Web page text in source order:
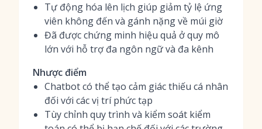
Tự động hóa lên lịch giúp giảm tỷ lệ ứng
viên không đến và gánh nặng về múi giờ
Đã được chứng minh hiệu quả ở quy mô
lớn với hỗ trợ đa ngôn ngữ và đa kênh
Nhược điểm
Chatbot có thể tạo cảm giác thiếu cá nhân
đối với các vị trí phức tạp
Tùy chỉnh quy trình và kiểm soát kiểm